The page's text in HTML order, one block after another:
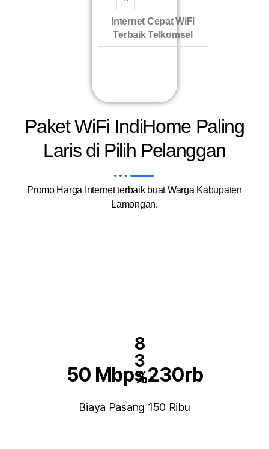
Internet Cepat WiFi
Terbaik Telkomsel
Paket WiFi IndiHome Paling
Laris di Pilih Pelanggan
Promo Harga Internet terbaik buat Warga Kabupaten
Lamongan.
8
3
%
50 Mbps 230rb
Biaya Pasang 150 Ribu